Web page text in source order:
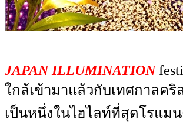
JAPAN ILLUMINATION
ใกล้เข้ามาแล้วกับเทศกาลคริ
เป็นหนึ่งในไฮไลท์ที่สุดโรแม